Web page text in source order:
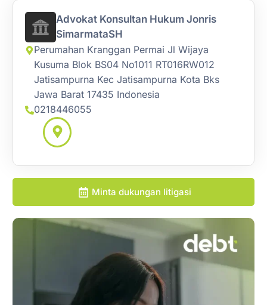
Advokat Konsultan Hukum Jonris
SimarmataSH
Perumahan Kranggan Permai Jl Wijaya
Kusuma Blok BS04 No1011 RT016RW012
Jatisampurna Kec Jatisampurna Kota Bks
Jawa Barat 17435 Indonesia
0218446055
Minta dukungan litigasi